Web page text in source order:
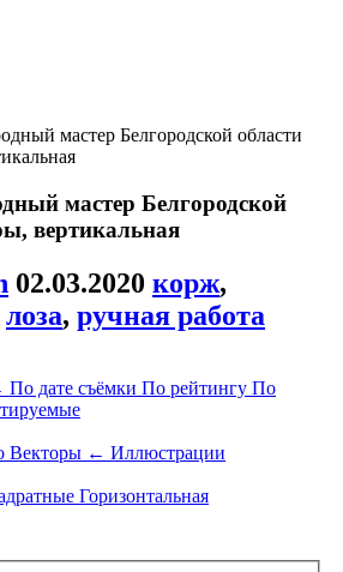
мастер Белгородской области
мастер Белгородской
вертикальная
02.03.2020 корж,
лоза, ручная работа
По дате съёмки По рейтингу По
Векторы ← Иллюстрации
Горизонтальная